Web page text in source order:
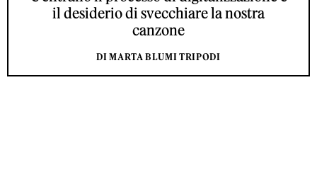
il desiderio di svecchiare la nostra
canzone
DI MARTA BLUMI TRIPODI